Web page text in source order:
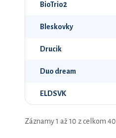
BioTrio2
Bleskovky
Drucik
Duo dream
ELDSVK
Záznamy 1 až 10 z celkom 40